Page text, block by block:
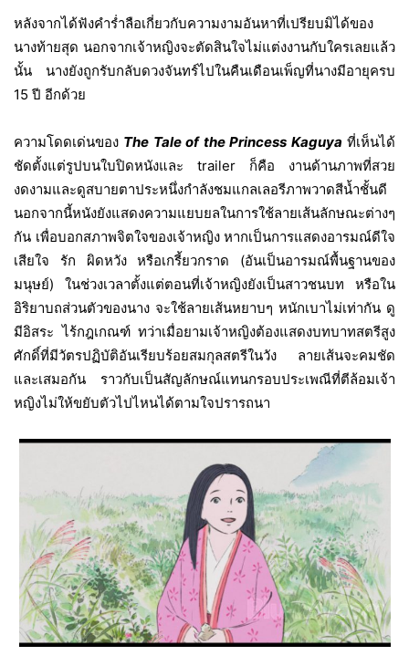
หลังจากได้ฟังคำร่ำลือเกี่ยวกับความงามอันหาที่เปรียบมิได้ของ
นางท้ายสุด นอกจากเจ้าหญิงจะตัดสินใจไม่แต่งงานกับใครเลยแล้ว
นั้น นางยังถูกรับกลับดวงจันทร์ไปในคืนเดือนเพ็ญที่นางมีอายุครบ
15 ปี อีกด้วย
ความโดดเด่นของ The Tale of the Princess Kaguya ที่เห็นได้
ชัดตั้งแต่รูปบนใบปิดหนังและ trailer ก็คือ งานด้านภาพที่สวย
งดงามและดูสบายตาประหนึ่งกำลังชมแกลเลอรีภาพวาดสีน้ำชั้นดี
นอกจากนี้หนังยังแสดงความแยบยลในการใช้ลายเส้นลักษณะต่างๆ
กัน เพื่อบอกสภาพจิตใจของเจ้าหญิง หากเป็นการแสดงอารมณ์ดีใจ
เสียใจ รัก ผิดหวัง หรือเกรี้ยวกราด (อันเป็นอารมณ์พื้นฐานของ
มนุษย์) ในช่วงเวลาตั้งแต่ตอนที่เจ้าหญิงยังเป็นสาวชนบท หรือใน
อิริยาบถส่วนตัวของนาง จะใช้ลายเส้นหยาบๆ หนักเบาไม่เท่ากัน ดู
มีอิสระ ไร้กฎเกณฑ์ ทว่าเมื่อยามเจ้าหญิงต้องแสดงบทบาทสตรีสูง
ศักดิ์ที่มีวัตรปฏิบัติอันเรียบร้อยสมกุลสตรีในวัง ลายเส้นจะคมชัด
และเสมอกัน ราวกับเป็นสัญลักษณ์แทนกรอบประเพณีที่ตีล้อมเจ้า
หญิงไม่ให้ขยับตัวไปไหนได้ตามใจปรารถนา